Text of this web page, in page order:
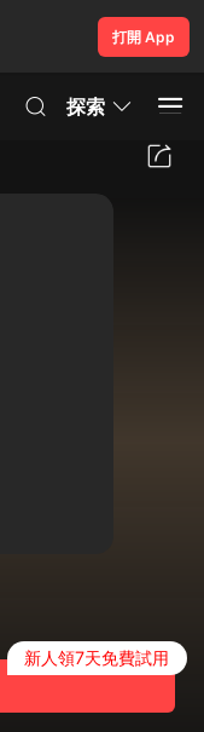
打開 App
探索
新人領7天免費試用